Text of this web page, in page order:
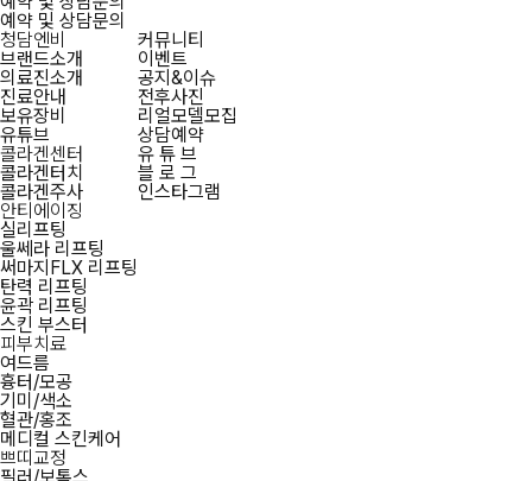
예약 및 상담문의
청담엔비
브랜드소개
의료진소개
진료안내
보유장비
유튜브
콜라겐센터
콜라겐터치
콜라겐주사
안티에이징
실리프팅
울쎄라 리프팅
써마지FLX 리프팅
탄력 리프팅
윤곽 리프팅
스킨 부스터
피부치료
여드름
흉터/모공
기미/색소
혈관/홍조
메디컬 스킨케어
쁘띠교정
커뮤니티
이벤트
공지&이슈
전후사진
리얼모델모집
상담예약
유 튜 브
블 로 그
인스타그램